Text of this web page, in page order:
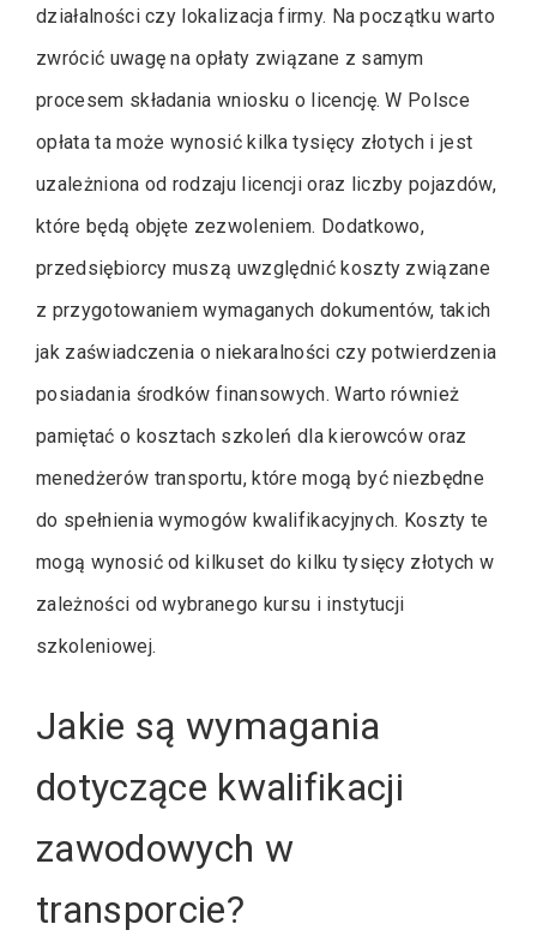
działalności czy lokalizacja firmy. Na początku warto
zwrócić uwagę na opłaty związane z samym
procesem składania wniosku o licencję. W Polsce
opłata ta może wynosić kilka tysięcy złotych i jest
uzależniona od rodzaju licencji oraz liczby pojazdów,
które będą objęte zezwoleniem. Dodatkowo,
przedsiębiorcy muszą uwzględnić koszty związane
z przygotowaniem wymaganych dokumentów, takich
jak zaświadczenia o niekaralności czy potwierdzenia
posiadania środków finansowych. Warto również
pamiętać o kosztach szkoleń dla kierowców oraz
menedżerów transportu, które mogą być niezbędne
do spełnienia wymogów kwalifikacyjnych. Koszty te
mogą wynosić od kilkuset do kilku tysięcy złotych w
zależności od wybranego kursu i instytucji
szkoleniowej.
Jakie są wymagania
dotyczące kwalifikacji
zawodowych w
transporcie?